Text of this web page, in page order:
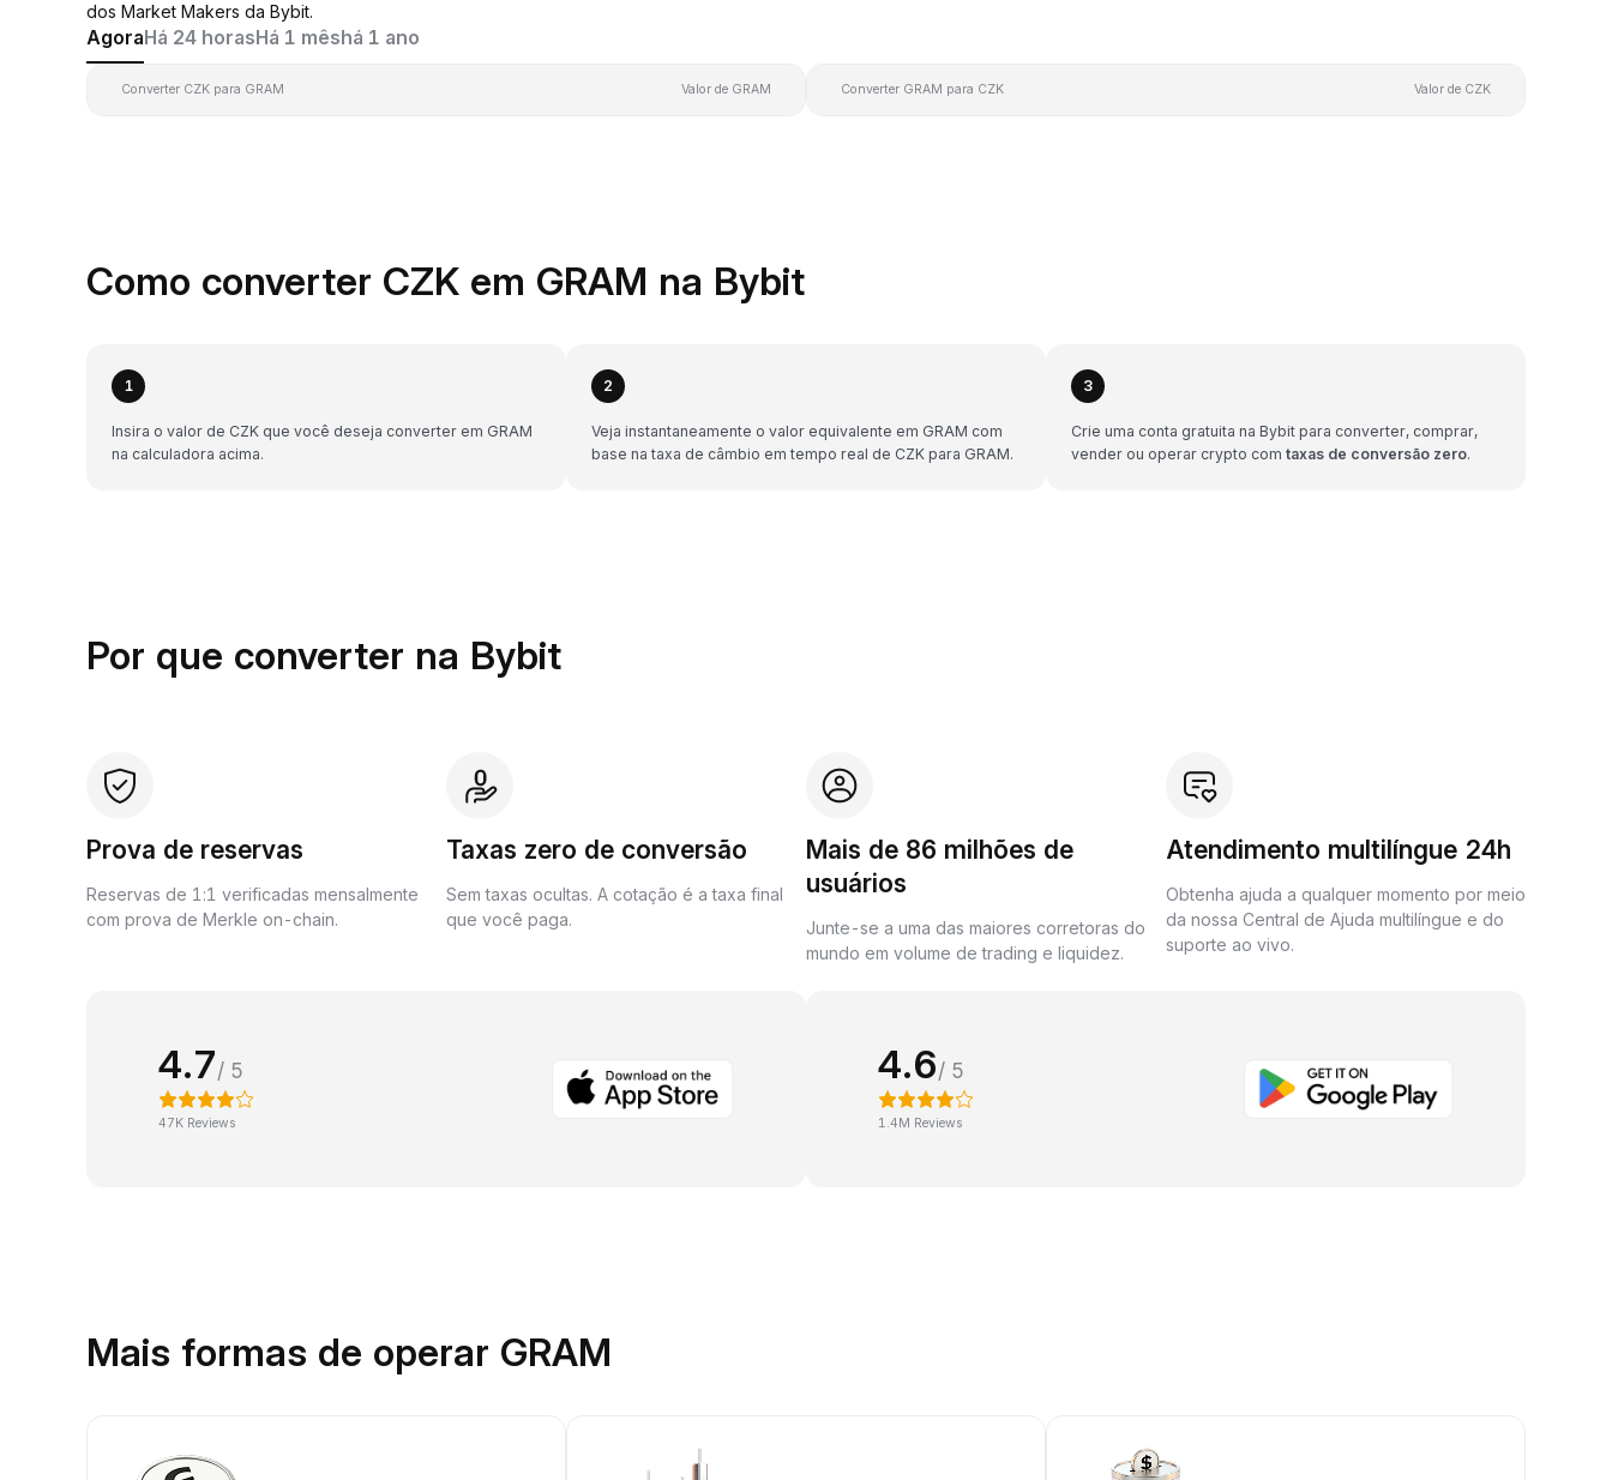
dos Market Makers da Bybit.
AgoraHá 24 horasHá 1 mêshá 1 ano
Converter CZK para GRAM Valor de GRAM Converter GRAM para CZK Valor de CZK
Como converter CZK em GRAM na Bybit
1
Insira o valor de CZK que você deseja converter em GRAM
na calculadora acima.
2
Veja instantaneamente o valor equivalente em GRAM com
base na taxa de câmbio em tempo real de CZK para GRAM.
3
Crie uma conta gratuita na Bybit para converter, comprar,
vender ou operar crypto com taxas de conversão zero.
Por que converter na Bybit
Prova de reservas
Reservas de 1:1 verificadas mensalmente
com prova de Merkle on-chain.
Taxas zero de conversão
Sem taxas ocultas. A cotação é a taxa final
que você paga.
Mais de 86 milhões de
usuários
Junte-se a uma das maiores corretoras do
mundo em volume de trading e liquidez.
Atendimento multilíngue 24h
Obtenha ajuda a qualquer momento por meio
da nossa Central de Ajuda multilíngue e do
suporte ao vivo.
4.7/ 5
47K Reviews
4.6/ 5
1.4M Reviews
Mais formas de operar GRAM